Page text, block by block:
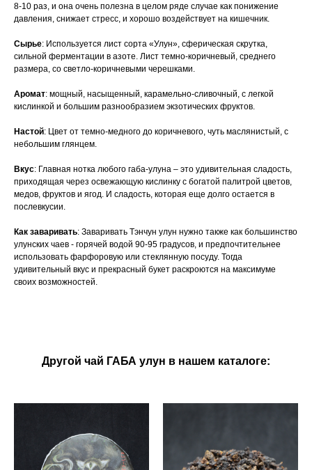
8-10 раз, и она очень полезна в целом ряде случае как понижение
давления, снижает стресс, и хорошо воздействует на кишечник.
Сырье: Используется лист сорта «Улун», сферическая скрутка,
сильной ферментации в азоте. Лист темно-коричневый, среднего
размера, со светло-коричневыми черешками.
Аромат: мощный, насыщенный, карамельно-сливочный, с легкой
кислинкой и большим разнообразием экзотических фруктов.
Настой: Цвет от темно-медного до коричневого, чуть маслянистый, с
небольшим глянцем.
Вкус: Главная нотка любого габа-улуна – это удивительная сладость,
приходящая через освежающую кислинку с богатой палитрой цветов,
медов, фруктов и ягод. И сладость, которая еще долго остается в
послевкусии.
Как заваривать: Заваривать Тэнчун улун нужно также как большинство
улунских чаев - горячей водой 90-95 градусов, и предпочтительнее
использовать фарфоровую или стеклянную посуду. Тогда
удивительный вкус и прекрасный букет раскроются на максимуме
своих возможностей.
Другой чай ГАБА улун в нашем каталоге: